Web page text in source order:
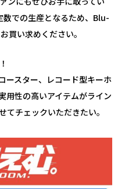
数での生産となるため、Blu-
買い求めください。
ースター、レコード型キーホ
用性の高いアイテムがライン
てチェックいただきたい。